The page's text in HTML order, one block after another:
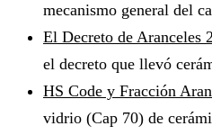
mecanismo general del
El Decreto de Aranceles
el decreto que llevó
HS Code y Fracción
vidrio (Cap 70) de